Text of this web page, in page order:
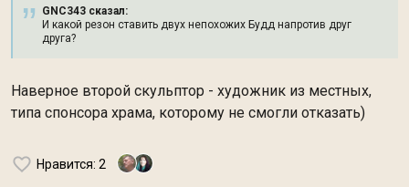
GNC343 сказал:
И какой резон ставить двух непохожих Будд напротив друг
друга?
Наверное второй скульптор - художник из местных,
типа спонсора храма, которому не смогли отказать)
Нравится: 2